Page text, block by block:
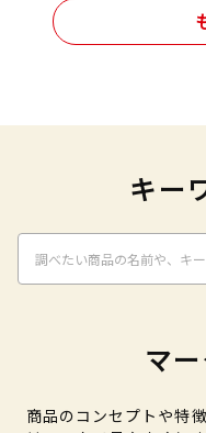
キー
マ
商品のコンセプトや特